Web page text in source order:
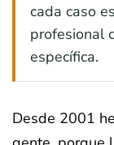
cada caso
profesional
específica.
Desde 2001